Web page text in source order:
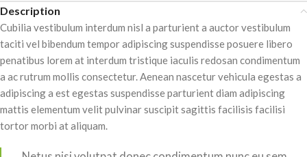
Description
Cubilia vestibulum interdum nisl a parturient a auctor vestibulum
taciti vel bibendum tempor adipiscing suspendisse posuere libero
penatibus lorem at interdum tristique iaculis redosan condimentum
a ac rutrum mollis consectetur. Aenean nascetur vehicula egestas a
adipiscing a est egestas suspendisse parturient diam adipiscing
mattis elementum velit pulvinar suscipit sagittis facilisis facilisi
tortor morbi at aliquam.